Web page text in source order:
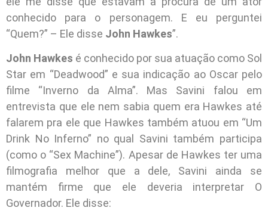
conhecido para o personagem. E eu perguntei
“Quem?” – Ele disse John Hawkes”.
John Hawkes é conhecido por sua atuação como Sol
Star em “Deadwood” e sua indicação ao Oscar pelo
filme “Inverno da Alma”. Mas Savini falou em
entrevista que ele nem sabia quem era Hawkes até
falarem pra ele que Hawkes também atuou em “Um
Drink No Inferno” no qual Savini também participa
(como o “Sex Machine”). Apesar de Hawkes ter uma
filmografia melhor que a dele, Savini ainda se
mantém firme que ele deveria interpretar O
Governador. Ele disse: